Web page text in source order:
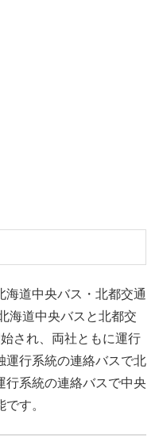
海道中央バス・北都交通
海道中央バスと北都交
され、両社ともに運行
運行系統の連絡バスで北
行系統の連絡バスで中央
す。